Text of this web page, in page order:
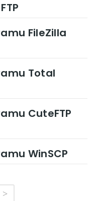
FileZilla
Total
CuteFTP
WinSCP
>